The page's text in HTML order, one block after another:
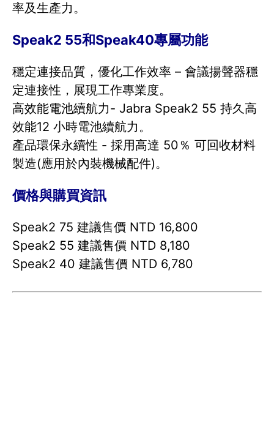
率及生產力。
Speak2 55和Speak40專屬功能
穩定連接品質，優化工作效率 – 會議揚聲器穩
定連接性，展現工作專業度。
高效能電池續航力- Jabra Speak2 55 持久高
效能12 小時電池續航力。
產品環保永續性 - 採用高達 50％ 可回收材料
製造(應用於內裝機械配件)。
價格與購買資訊
Speak2 75 建議售價 NTD 16,800
Speak2 55 建議售價 NTD 8,180
Speak2 40 建議售價 NTD 6,780